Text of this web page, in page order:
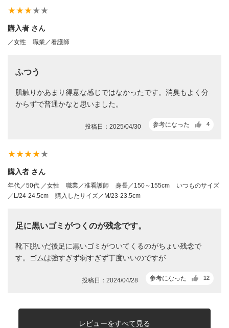
star_ratestar_ratestar_ratestar_rate star_rate
購入者 さん
／女性 職業／看護師
ふつう
肌触りかあまり得意な感じではなかったです。消臭もよく分
からずで普通かなと思いました。
参考になった 4
投稿日：2025/04/30
star_ratestar_ratestar_ratestar_ratestar_rate
購入者 さん
年代／50代 ／女性 職業／准看護師 身長／150～155cm
いつものサイズ
／L/24-24.5cm
購入したサイズ／M/23-23.5cm
足に黒いゴミがつくのが残念です。
靴下脱いだ後足に黒いゴミがついてくるのがちょい残念で
す。ゴムは強すぎず弱すぎず丁度いいのですが
参考になった 12
投稿日：2024/04/28
レビューをすべて見る